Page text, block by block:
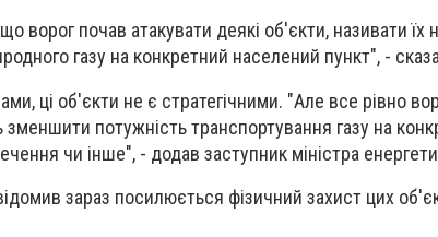
ворог почав атакувати деякі об'єкти, називати їх
газу на конкретний населений пункт", -
ці об'єкти не є стратегічними. "Але все рівно
зменшити потужність транспортування газу на
чи інше", - додав заступник міністра
зараз посилюється фізичний захист цих